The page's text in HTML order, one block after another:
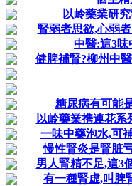
以岭藥業研
腎弱者思欲,心弱
中醫:這3味
健脾補腎?柳州中
糖尿病有可能
以岭藥業携連花
一味中藥泡水,可
慢性腎炎是腎脏
男人腎精不足,這3
有一種腎虚,叫脾